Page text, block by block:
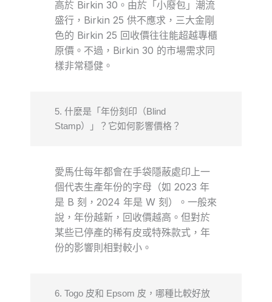
高於 Birkin 30。由於「小廢包」潮流
盛行，Birkin 25 供不應求，三大金剛
色的 Birkin 25 回收價往往能超越專櫃
原價。不過，Birkin 30 的市場需求同
樣非常穩健。
5. 什麼是「年份刻印（Blind
Stamp）」？它如何影響價格？
愛馬仕每年都會在手袋隱蔽處印上一
個代表生產年份的字母（如 2023 年
是 B 刻，2024 年是 W 刻）。一般來
說，年份越新，回收價越高。但對於
某些已停產的稀有皮或特殊款式，年
份的影響則相對較小。
6. Togo 皮和 Epsom 皮，哪種比較好放